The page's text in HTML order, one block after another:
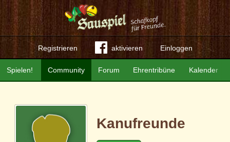
Registrieren aktivieren Einloggen
Community Forum Ehrentribüne Kalender
Spielen!
Kanufreunde